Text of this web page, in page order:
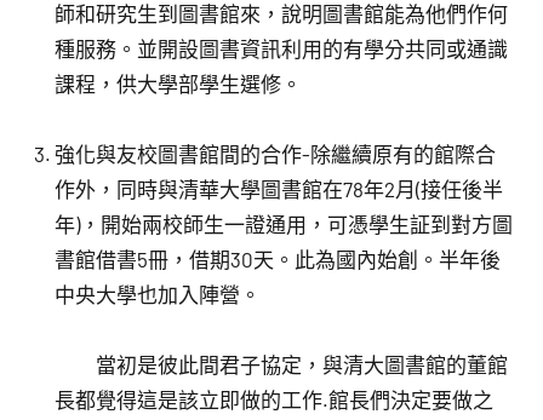
師和研究生到圖書館來，說明圖書館能為他們作何
種服務。並開設圖書資訊利用的有學分共同或通識
課程，供大學部學生選修。
強化與友校圖書館間的合作-除繼續原有的館際合
作外，同時與清華大學圖書館在78年2月(接任後半
年)，開始兩校師生一證通用，可憑學生証到對方圖
書館借書5冊，借期30天。此為國內始創。半年後
中央大學也加入陣營。
當初是彼此間君子協定，與清大圖書館的董館
長都覺得這是該立即做的工作.館長們決定要做之